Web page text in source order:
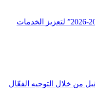
أزيلال.. انطلاق عملية “رعاية 2025-2026” لتعزيز الخدمات
من خلال التوجيه الفعّال